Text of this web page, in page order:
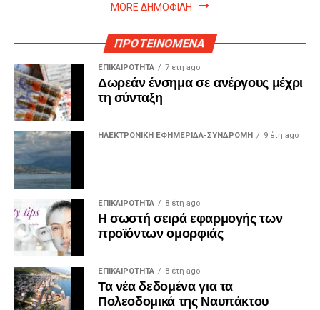
MORE ΔΗΜΟΦΙΛΗ
ΠΡΟΤΕΙΝΟΜΕΝΑ
ΕΠΙΚΑΙΡΟΤΗΤΑ 7 έτη ago
Δωρεάν ένσημα σε ανέργους μέχρι
τη σύνταξη
ΗΛΕΚΤΡΟΝΙΚΗ ΕΦΗΜΕΡΙΔΑ-ΣΥΝΔΡΟΜΗ 9 έτη ago
ΕΠΙΚΑΙΡΟΤΗΤΑ 8 έτη ago
Η σωστή σειρά εφαρμογής των
προϊόντων ομορφιάς
ΕΠΙΚΑΙΡΟΤΗΤΑ 8 έτη ago
Τα νέα δεδομένα για τα
Πολεοδομικά της Ναυπάκτου